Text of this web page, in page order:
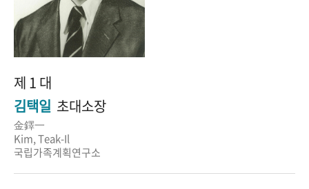
제 1 대
김택일 초대소장
金鐸一
Kim, Teak-Il
국립가족계획연구소